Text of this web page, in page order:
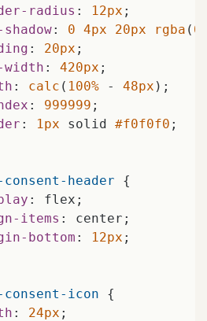
radius : 12px ;
: 0 4px 20px rgba ( 0
: 20px ;
width : 420px ;
: calc ( 100% - 48px );
: 999999 ;
: 1px solid #f0f0f0 ;
header {
: flex;
items : center;
bottom : 12px ;
icon {
: 24px ;